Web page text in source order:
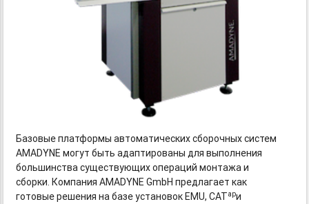
Базовые платформы автоматических сборочных систем
AMADYNE могут быть адаптированы для выполнения
большинства существующих операций монтажа и
сборки. Компания AMADYNE GmbH предлагает как
готовые решения на базе установок EMU, CATapи